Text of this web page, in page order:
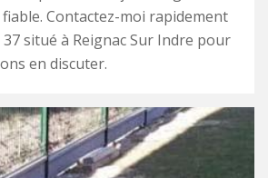
Contactez-moi rapidement
situé à Reignac Sur Indre pour
en discuter.